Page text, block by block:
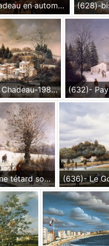
(628)- Le Chadeau en automne-1987-hsb 24x35 cm.
(631)- Le Chadeau-1988- hsb 38x46 cm.
(635)- Le chêne tétard sous la neige-Vers le Poiré sur Vie-1988-hsb 27x35 cm.